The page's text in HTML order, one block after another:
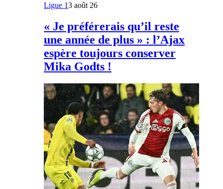
Ligue 13 août 26
« Je préférerais qu’il reste
une année de plus » : l’Ajax
espère toujours conserver
Mika Godts !